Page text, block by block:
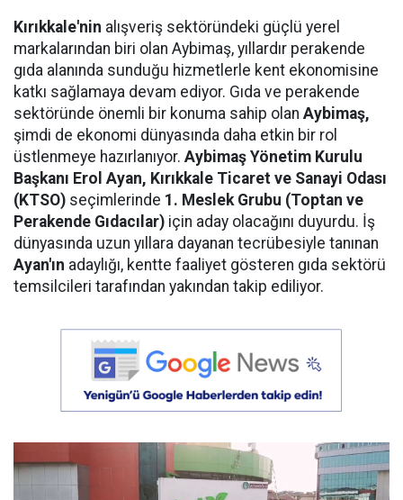
Kırıkkale'nin alışveriş sektöründeki güçlü yerel
markalarından biri olan Aybimaş, yıllardır perakende
gıda alanında sunduğu hizmetlerle kent ekonomisine
katkı sağlamaya devam ediyor. Gıda ve perakende
sektöründe önemli bir konuma sahip olan Aybimaş,
şimdi de ekonomi dünyasında daha etkin bir rol
üstlenmeye hazırlanıyor. Aybimaş Yönetim Kurulu
Başkanı Erol Ayan, Kırıkkale Ticaret ve Sanayi Odası
(KTSO) seçimlerinde 1. Meslek Grubu (Toptan ve
Perakende Gıdacılar) için aday olacağını duyurdu. İş
dünyasında uzun yıllara dayanan tecrübesiyle tanınan
Ayan'ın adaylığı, kentte faaliyet gösteren gıda sektörü
temsilcileri tarafından yakından takip ediliyor.